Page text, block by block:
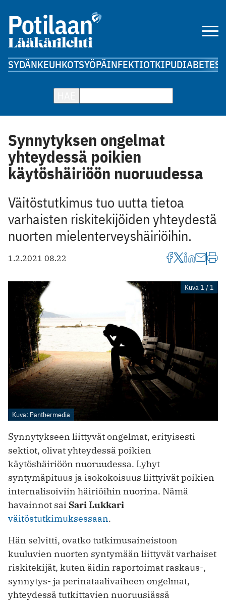
SYDÄNKEUHKOTSYÖPÄINFEKTIOTKIPUDIABETES
Synnytyksen ongelmat
yhteydessä poikien
käytöshäiriöön nuoruudessa
Väitöstutkimus tuo uutta tietoa
varhaisten riskitekijöiden yhteydestä
nuorten mielenterveyshäiriöihin.
1.2.2021 08.22
Kuva 1 / 1
Kuva: Panthermedia
Synnytykseen liittyvät ongelmat, erityisesti
sektiot, olivat yhteydessä poikien
käytöshäiriöön nuoruudessa. Lyhyt
syntymäpituus ja isokokoisuus liittyivät poikien
internalisoiviin häiriöihin nuorina. Nämä
havainnot sai Sari Lukkari
väitöstutkimuksessaan.
Hän selvitti, ovatko tutkimusaineistoon
kuuluvien nuorten syntymään liittyvät varhaiset
riskitekijät, kuten äidin raportoimat raskaus-,
synnytys- ja perinataalivaiheen ongelmat,
yhteydessä tutkittavien nuoruusiässä